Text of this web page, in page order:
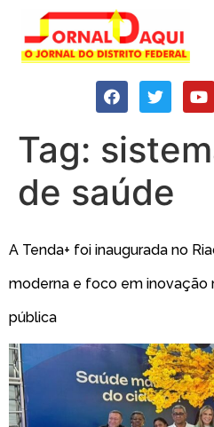
Tag:
de saúde
A Tenda+ foi inaugurada no
moderna e foco em inovação
pública